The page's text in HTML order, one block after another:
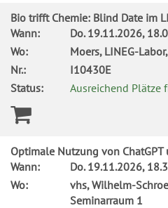
Bio trifft Chemie: Blind Date im
Wann:
Do.19.11.2026,
Wo:
Moers, LINEG-
Nr.:
I10430E
Status:
Ausreichend Plätze
Optimale Nutzung von ChatGPT
Wann:
Do.19.11.2026,
Wo:
vhs, Wilhelm-
Seminarraum 1